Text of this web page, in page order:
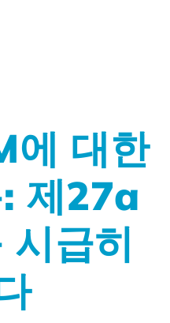
에 대한
제27a
시급히